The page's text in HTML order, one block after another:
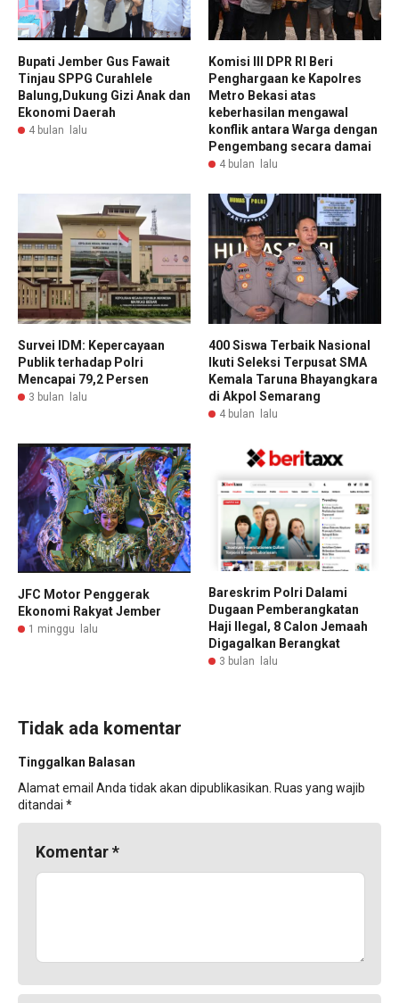
Bupati Jember Gus Fawait
Tinjau SPPG Curahlele
Balung,Dukung Gizi Anak dan
Ekonomi Daerah
4 bulan lalu
Komisi III DPR RI Beri
Penghargaan ke Kapolres
Metro Bekasi atas
keberhasilan mengawal
konflik antara Warga dengan
Pengembang secara damai
4 bulan lalu
Survei IDM: Kepercayaan
Publik terhadap Polri
Mencapai 79,2 Persen
3 bulan lalu
400 Siswa Terbaik Nasional
Ikuti Seleksi Terpusat SMA
Kemala Taruna Bhayangkara
di Akpol Semarang
4 bulan lalu
JFC Motor Penggerak
Ekonomi Rakyat Jember
1 minggu lalu
Bareskrim Polri Dalami
Dugaan Pemberangkatan
Haji Ilegal, 8 Calon Jemaah
Digagalkan Berangkat
3 bulan lalu
Tidak ada komentar
Tinggalkan Balasan
Alamat email Anda tidak akan dipublikasikan. Ruas yang wajib
ditandai *
Komentar*